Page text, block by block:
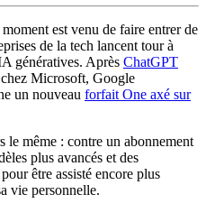
est venu de faire entrer de
de la tech lancent tour à
génératives. Après ChatGPT
chez Microsoft, Google
un nouveau forfait One axé sur
même : contre un abonnement
plus avancés et des
être assisté encore plus
vie personnelle.